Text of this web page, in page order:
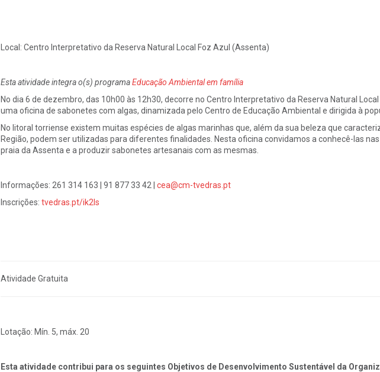
Local: Centro Interpretativo da Reserva Natural Local Foz Azul (Assenta)
Esta atividade integra o(s) programaEducação Ambiental em família
No dia 6 de dezembro, das 10h00 às 12h30, decorre no Centro Interpretativo da Reserva Natural
uma oficina de sabonetes com algas, dinamizada pelo Centro de Educação Ambiental e dirigida à
No litoral torriense existem muitas espécies de algas marinhas que, além da sua beleza que
Região, podem ser utilizadas para diferentes finalidades. Nesta oficina convidamos a conhecê-las
praia da Assenta e a produzir sabonetes artesanais com as mesmas.
Informações: 261 314 163 | 91 877 33 42 | cea@cm-tvedras.pt
Inscrições: tvedras.pt/ik2ls
Atividade Gratuita
Lotação: Mín. 5, máx. 20
Esta atividade contribui para os seguintes Objetivos de Desenvolvimento Sustentável da